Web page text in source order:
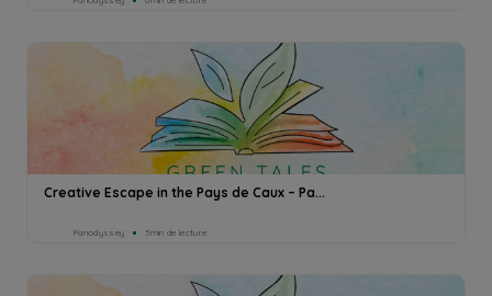
Creative Escape in the Pays de Caux – Pa...
Panodyssey 3min de lecture